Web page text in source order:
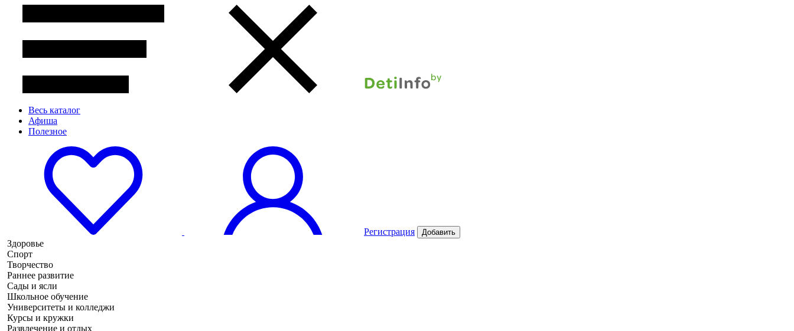
Весь каталог
Афиша
Полезное
Регистрация Добавить
Здоровье
Спорт
Творчество
Раннее развитие
Сады и ясли
Школьное обучение
Университеты и колледжи
Курсы и кружки
Развлечение и отдых